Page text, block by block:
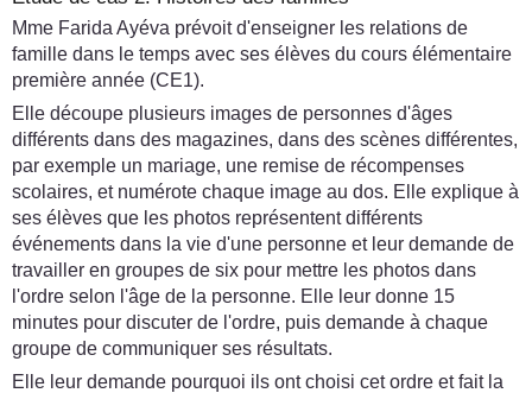
Mme Farida Ayéva prévoit d'enseigner les relations de
famille dans le temps avec ses élèves du cours élémentaire
première année (CE1).
Elle découpe plusieurs images de personnes d'âges
différents dans des magazines, dans des scènes différentes,
par exemple un mariage, une remise de récompenses
scolaires, et numérote chaque image au dos. Elle explique à
ses élèves que les photos représentent différents
événements dans la vie d'une personne et leur demande de
travailler en groupes de six pour mettre les photos dans
l'ordre selon l'âge de la personne. Elle leur donne 15
minutes pour discuter de l'ordre, puis demande à chaque
groupe de communiquer ses résultats.
Elle leur demande pourquoi ils ont choisi cet ordre et fait la